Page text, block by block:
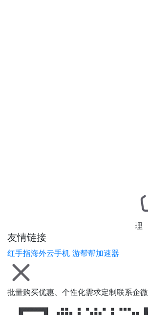
友情链接
红手指海外云手机 游帮帮加速器
理
批量购买优惠、个性化需求定制联系企微